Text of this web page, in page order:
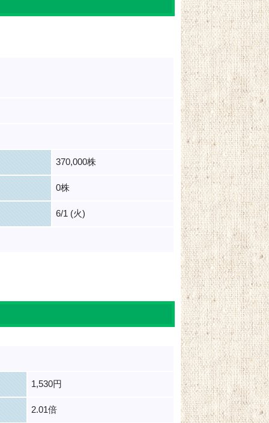
370,000株
0株
6/1 (火)
1,530円
2.01倍